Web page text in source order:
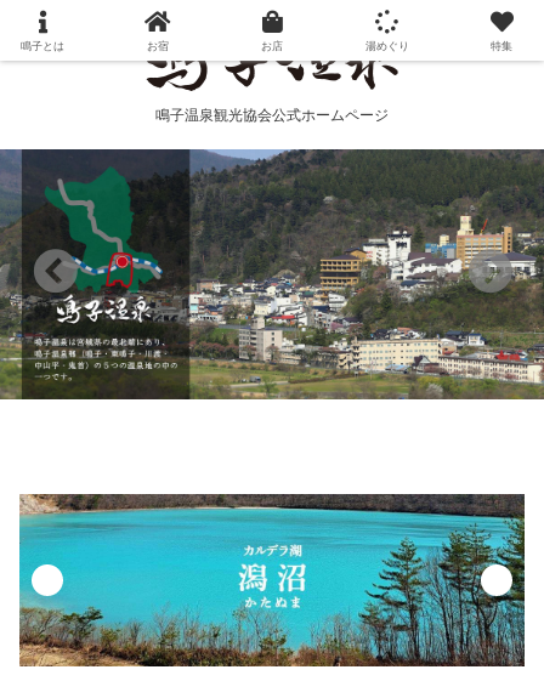
鳴子温泉観光協会公式ホームページ
鳴子とは お宿 お店 湯めぐり 特集